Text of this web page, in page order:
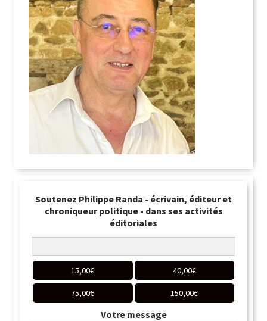
Soutenez Philippe Randa - écrivain, éditeur et
chroniqueur politique - dans ses activités
éditoriales
15,00€ 40,00€
75,00€ 150,00€
Votre message